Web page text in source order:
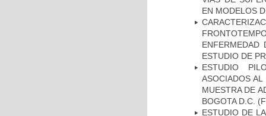
EN MODELOS
ENFERMEDAD
ESTUDIO DE
ESTUDIO
ASOCIADOS
MUESTRA DE
BOGOTA D.C.
ESTUDIO DE